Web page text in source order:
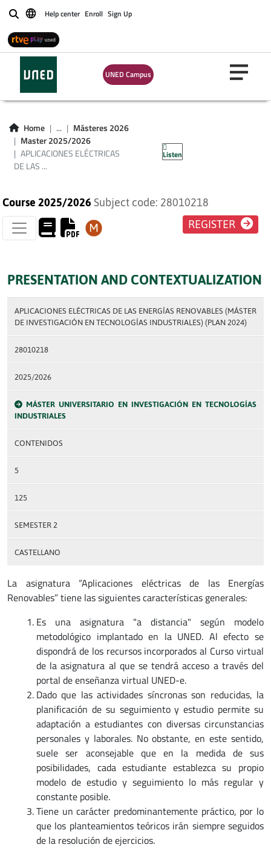
BuscarHelp center Enroll Sign Up
UNED Campus
Home ...
Másteres 2026
Master 2025/2026
APLICACIONES ELÉCTRICAS
DE LAS ...
Listen
RENOVABLES
(MÁSTER DE
INVESTIGACIÓN EN
TECNOLOGÍAS
INDUSTRIALES)
(PLAN 2024)
Course 2025/2026 Subject code: 28010218
REGISTER
PRESENTATION AND CONTEXTUALIZATION
APLICACIONES ELÉCTRICAS DE LAS ENERGÍAS RENOVABLES (MÁSTER
DE INVESTIGACIÓN EN TECNOLOGÍAS INDUSTRIALES) (PLAN 2024)
28010218
2025/2026
MÁSTER UNIVERSITARIO EN INVESTIGACIÓN EN TECNOLOGÍAS
INDUSTRIALES
CONTENIDOS
5
125
SEMESTER 2
CASTELLANO
La asignatura “Aplicaciones eléctricas de las Energías
Renovables” tiene las siguientes características generales:
Es una asignatura "a distancia" según modelo
metodológico implantado en la UNED. Al efecto se
dispondrá de los recursos incorporados al Curso virtual
de la asignatura al que se tendrá acceso a través del
portal de enseñanza virtual UNED-e.
Dado que las actividades síncronas son reducidas, la
planificación de su seguimiento y estudio permite su
adaptación a estudiantes con diversas circunstancias
personales y laborales. No obstante, en este sentido,
suele ser aconsejable que en la medida de sus
posibilidades, cada estudiante establezca su propio
modelo de estudio y seguimiento lo más regular y
constante posible.
Tiene un carácter predominantemente práctico, por lo
que los planteamientos teóricos irán siempre seguidos
de la resolución de ejercicios.